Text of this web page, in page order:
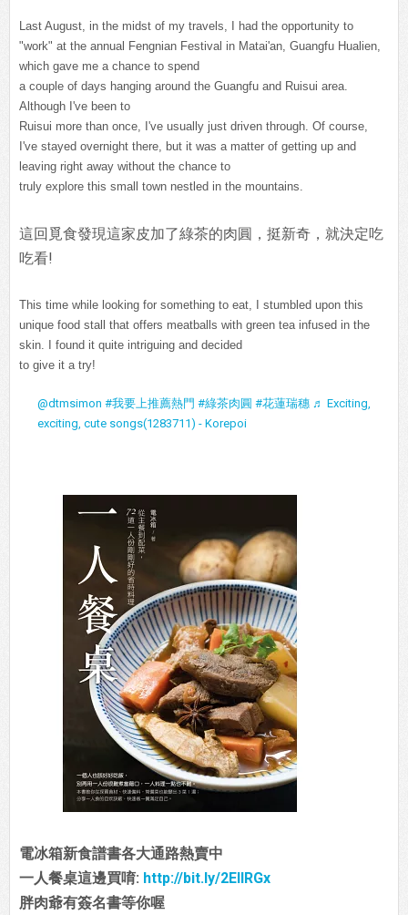
Last August, in the midst of my travels, I had the opportunity to
"work" at the annual Fengnian Festival in Matai'an, Guangfu Hualien,
which gave me a chance to spend
a couple of days hanging around the Guangfu and Ruisui area.
Although I've been to
Ruisui more than once, I've usually just driven through. Of course,
I've stayed overnight there, but it was a matter of getting up and
leaving right away without the chance to
truly explore this small town nestled in the mountains.
這回覓食發現這家皮加了綠茶的肉圓，挺新奇，就決定吃
吃看!
This time while looking for something to eat, I stumbled upon this
unique food stall that offers meatballs with green tea infused in the
skin. I found it quite intriguing and decided
to give it a try!
@dtmsimon #我要上推薦熱門 #綠茶肉圓 #花蓮瑞穗 ♬ Exciting,
exciting, cute songs(1283711) - Korepoi
電冰箱新食譜書各大通路熱賣中
一人餐桌這邊買唷: http://bit.ly/2EIIRGx
胖肉爺有簽名書等你喔